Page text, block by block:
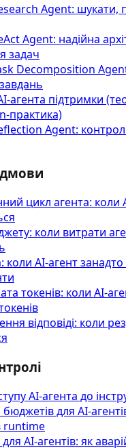
Agent: шукати,
Agent: надійна
задач
Decomposition
підтримки
практика)
Agent:
цикл агента: коли
коли витрати
коли AI-агент
токенів: коли AI-
відповіді: коли
AI‑агента до
для AI-
runtime
AI-агентів: як